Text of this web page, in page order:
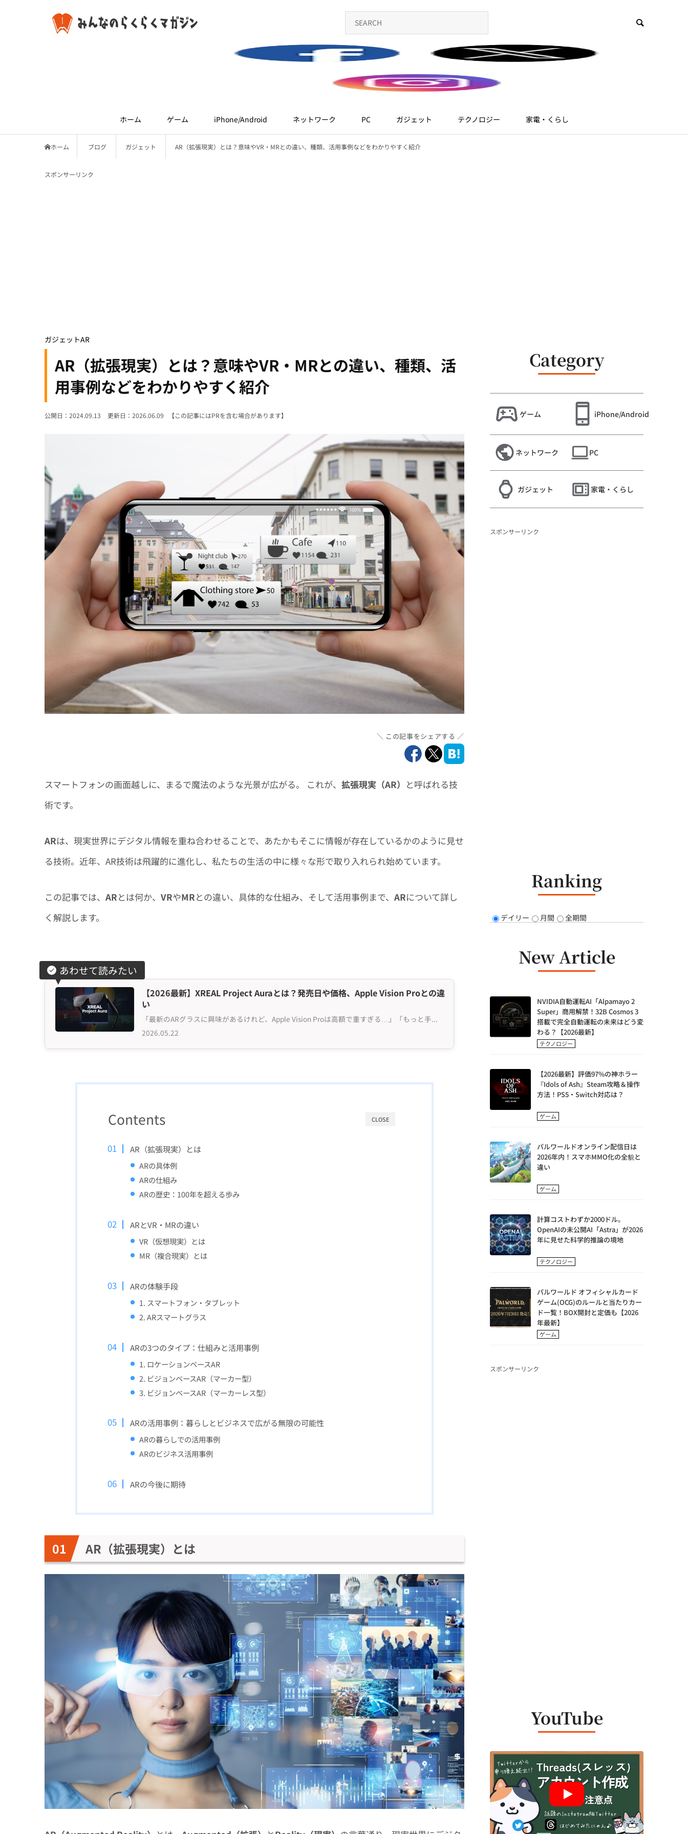
ホーム ゲーム iPhone/Android ネットワーク PC ガジェット テクノロジー 家電・くらし
ホーム ブログ ガジェット AR（拡張現実）とは？意味やVR・MRとの違い、種類、活用事例などをわかりやすく紹介
スポンサーリンク
ガジェットAR
AR（拡張現実）とは？意味やVR・MRとの違い、種類、活
用事例などをわかりやすく紹介
公開日：2024.09.13 更新日：2026.06.09 【この記事にはPRを含む場合があります】
この記事をシェアする
スマートフォンの画面越しに、まるで魔法のような光景が広がる。 これが、 拡張現実（AR） と呼ばれる技
術です。
ARは、現実世界にデジタル情報を重ね合わせることで、あたかもそこに情報が存在しているかのように見せ
る技術。近年、AR技術は飛躍的に進化し、私たちの生活の中に様々な形で取り入れられ始めています。
この記事では、 ARとは何か、 VRやMRとの違い、具体的な仕組み、そして活用事例まで、 ARについて詳し
く解説します。
あわせて読みたい
【2026最新】XREAL Project Auraとは？発売日や価格、Apple Vision Proとの違
い
「最新のARグラスに興味があるけれど、Apple Vision Proは高額で重すぎる…」「もっと手...
2026.05.22
CLOSE
Contents
AR（拡張現実）とは
ARの具体例
ARの仕組み
ARの歴史：100年を超える歩み
ARとVR・MRの違い
VR（仮想現実）とは
MR（複合現実）とは
ARの体験手段
1. スマートフォン・タブレット
2. ARスマートグラス
ARの3つのタイプ：仕組みと活用事例
1. ロケーションベースAR
2. ビジョンベースAR（マーカー型）
3. ビジョンベースAR（マーカーレス型）
ARの活用事例：暮らしとビジネスで広がる無限の可能性
ARの暮らしでの活用事例
ARのビジネス活用事例
ARの今後に期待
AR（拡張現実）とは
Category
ゲーム iPhone/Android
ネットワーク PC
ガジェット 家電・くらし
スポンサーリンク
Ranking
デイリー 月間 全期間
New Article
NVIDIA自動運転AI「Alpamayo 2
Super」商用解禁！32B Cosmos 3
搭載で完全自動運転の未来はどう変
わる？【2026最新】
テクノロジー
【2026最新】評価97%の神ホラー
『Idols of Ash』Steam攻略＆操作
方法！PS5・Switch対応は？
ゲーム
パルワールドオンライン配信日は
2026年内！スマホMMO化の全貌と
違い
ゲーム
計算コストわずか2000ドル。
OpenAIの未公開AI「Astra」が2026
年に見せた科学的推論の境地
テクノロジー
パルワールド オフィシャルカード
ゲーム(OCG)のルールと当たりカー
ド一覧！BOX開封と定価も【2026
年最新】
ゲーム
スポンサーリンク
YouTube